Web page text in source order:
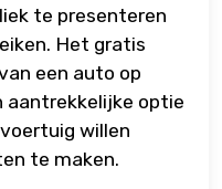
te presenteren
Het gratis
een auto op
aantrekkelijke optie
willen
te maken.